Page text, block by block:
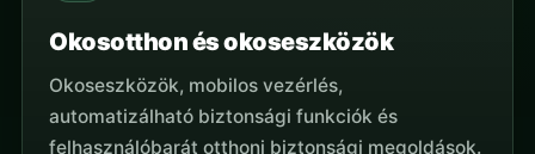
Okosotthon és okoseszközök
Okoseszközök, mobilos vezérlés,
automatizálható biztonsági funkciók és
felhasználóbarát otthoni biztonsági megoldások.